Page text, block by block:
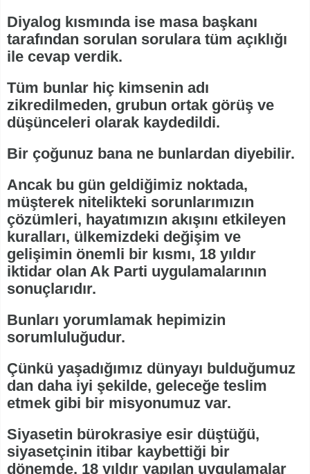
Diyalog kısmında ise masa başkanı
tarafından sorulan sorulara tüm açıklığı
ile cevap verdik.
Tüm bunlar hiç kimsenin adı
zikredilmeden, grubun ortak görüş ve
düşünceleri olarak kaydedildi.
Bir çoğunuz bana ne bunlardan diyebilir.
Ancak bu gün geldiğimiz noktada,
müşterek nitelikteki sorunlarımızın
çözümleri, hayatımızın akışını etkileyen
kuralları, ülkemizdeki değişim ve
gelişimin önemli bir kısmı, 18 yıldır
iktidar olan Ak Parti uygulamalarının
sonuçlarıdır.
Bunları yorumlamak hepimizin
sorumluluğudur.
Çünkü yaşadığımız dünyayı bulduğumuz
dan daha iyi şekilde, geleceğe teslim
etmek gibi bir misyonumuz var.
Siyasetin bürokrasiye esir düştüğü,
siyasetçinin itibar kaybettiği bir
dönemde, 18 yıldır yapılan uygulamalar